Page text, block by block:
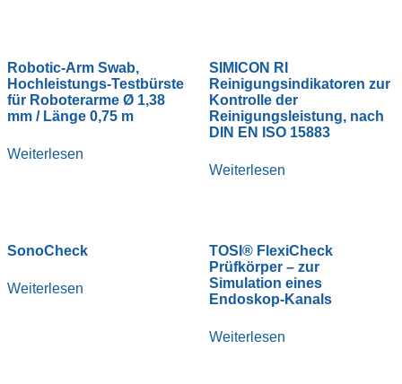
Robotic-Arm Swab,
Hochleistungs-Testbürste
für Roboterarme Ø 1,38
mm / Länge 0,75 m
Weiterlesen
SIMICON RI
Reinigungsindikatoren zur
Kontrolle der
Reinigungsleistung, nach
DIN EN ISO 15883
Weiterlesen
SonoCheck
Weiterlesen
TOSI® FlexiCheck
Prüfkörper – zur
Simulation eines
Endoskop-Kanals
Weiterlesen